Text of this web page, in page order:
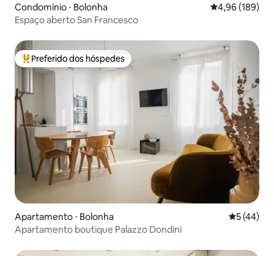
Condomínio ⋅ Bolonha 4,96 de uma
4,96 (189)
Espaço aberto San Francesco
Entre os melhores preferidos dos hóspedes
Preferido dos hóspedes
Apartamento ⋅ Bolonha 5 de uma
5 (44)
Apartamento boutique Palazzo Dondini